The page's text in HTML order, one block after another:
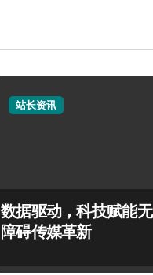
站长资讯
数据驱动，科技赋能无
障碍传媒革新